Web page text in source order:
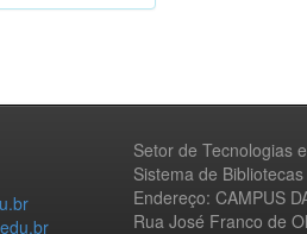
Setor de Tecnologias
Sistema de
Endereço: CAMPUS
Rua José Franco de